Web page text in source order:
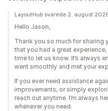
LayoutHub svarede 2. august
Hello Jason,
Thank you so much for sharing
that you had a great
time to let us know. It’s always
went smoothly and met your
If you ever need assistance
improvements, or simply
reach out anytime. I’m always
whenever you need.